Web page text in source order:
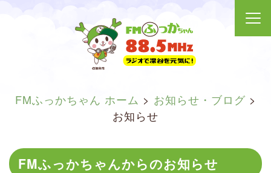
FMふっかちゃん ホーム > お知らせ・ブログ >
お知らせ
FMふっかちゃんからのお知らせ